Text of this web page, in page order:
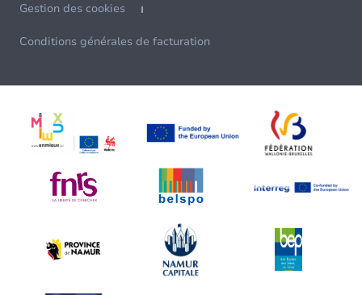
Gestion des cookies
Conditions générales de facturation